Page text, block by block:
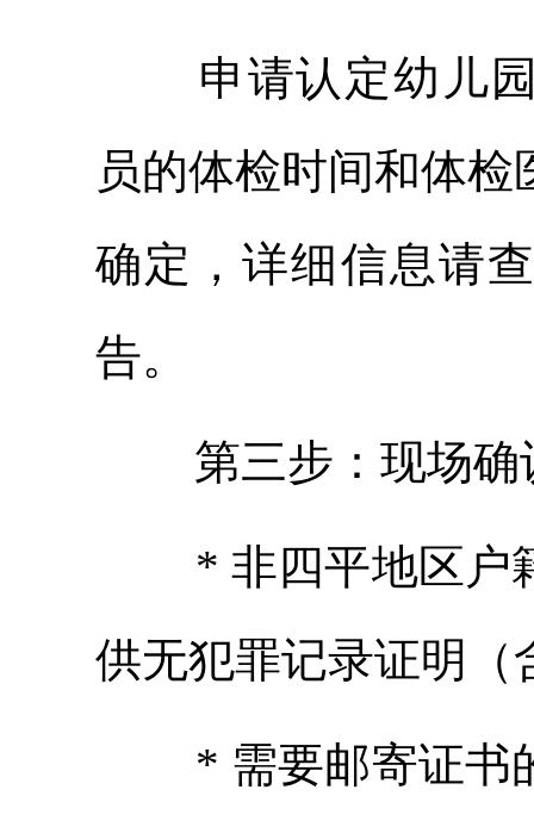
申请认定幼儿
员的体检时间和体
确定，详细信息请
告。
第三步：现场
* 非四平地区户
供无犯罪记录证明（
* 需要邮寄证书